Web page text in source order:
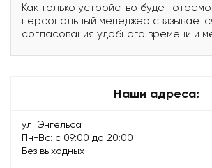
Как только устройство будет
персональный менеджер
согласования удобного времени и
Наши адреса:
ул. Энгельса
Пн-Вс: с 09:00 до 20:00
Без выходных